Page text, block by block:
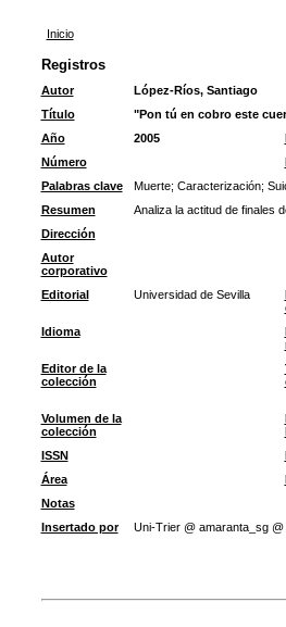
Inicio
Registros
Autor
López-Ríos, Santiago
Título
"Pon tú en cobro este
Año
2005
Número
Palabras clave
Muerte; Caracterización;
Resumen
Analiza la actitud de finales
Dirección
Autor
corporativo
Editorial
Universidad de Sevilla
Idioma
Editor de la
colección
Volumen de la
colección
ISSN
Área
Notas
Insertado por
Uni-Trier @ amaranta_sg @